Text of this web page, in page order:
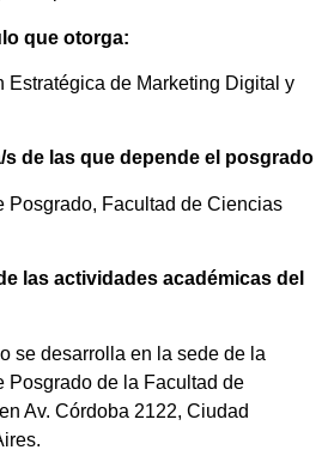
que otorga:
Estratégica de Marketing Digital y
de las que depende el posgrado
Posgrado, Facultad de Ciencias
las actividades académicas del
se desarrolla en la sede de la
Posgrado de la Facultad de
Av. Córdoba 2122, Ciudad